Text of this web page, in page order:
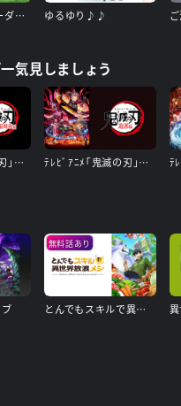
ウマ娘 プリティーダービー Season 3 ゆるゆり♪♪
気見しましょう
ﾃﾚﾋﾞｱﾆﾒ｢鬼滅の刃｣無限列車編 ﾃﾚﾋﾞｱﾆﾒ｢鬼滅の刃｣遊郭編
無料話あり
とんでもスキルで異世界放浪メシ